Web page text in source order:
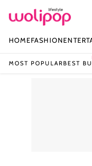
HOMEFASHION
MOST POPULAR BEST